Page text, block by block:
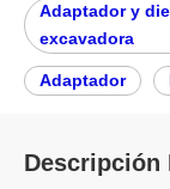
Adaptador y
excavadora
Adaptador
Descripción